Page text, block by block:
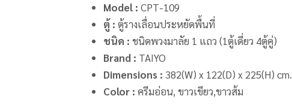
Model : CPT-109
ตู้ : ตู้รางเลื่อนประหยัดพื้นที่
ชนิด : ชนิดพวงมาลัย 1 แถว (1ตู้เดี่ยว 4ตู้คู่)
Brand : TAIYO
Dimensions : 382(W) x 122(D) x 225(H) cm.
Color : ครีมอ่อน, ขาวเขียว,ขาวส้ม